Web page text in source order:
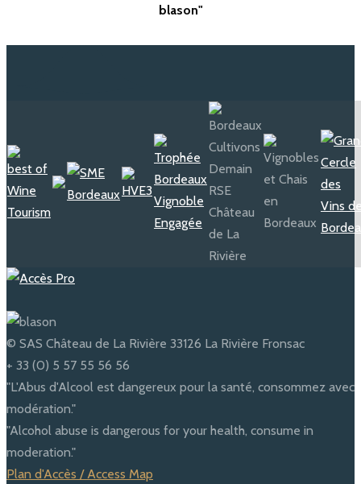
1925 - 1960
En 1925, Jean Balluteaud fit
aux caves souterraines une
chemin de visite...
blason"
© SAS Château de La Rivière 33126 La Rivière Fronsac
+ 33 (0) 5 57 55 56 56
"L'Abus d'Alcool est dangereux pour la santé, consommez avec
modération."
"Alcohol abuse is dangerous for your health, consume in
moderation."
Plan d'Accès / Access Map